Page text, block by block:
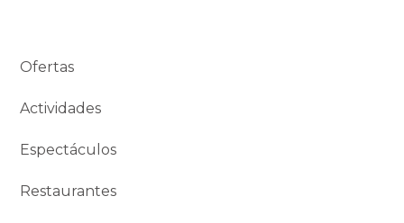
Ofertas
Actividades
Espectáculos
Restaurantes